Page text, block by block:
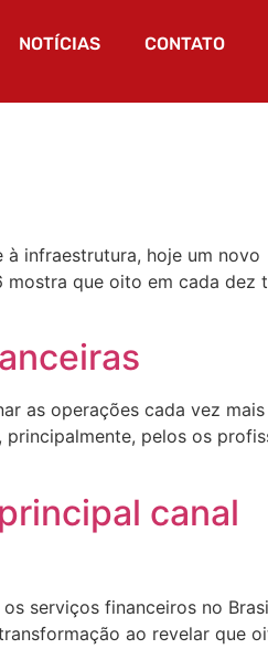
NOTÍCIAS CONTATO
infraestrutura, hoje um novo
mostra que oito em cada dez
as operações cada vez
pelos os
canal
serviços financeiros no
ao revelar que